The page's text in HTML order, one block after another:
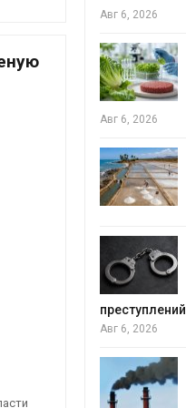
в
Авг 6, 2026
Авг 6, 2026
преступлений
Авг 6, 2026